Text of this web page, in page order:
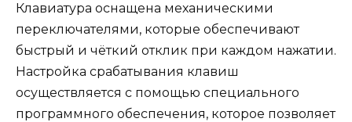
Клавиатура оснащена механическими
переключателями, которые обеспечивают
быстрый и чёткий отклик при каждом нажатии.
Настройка срабатывания клавиш
осуществляется с помощью специального
программного обеспечения, которое позволяет